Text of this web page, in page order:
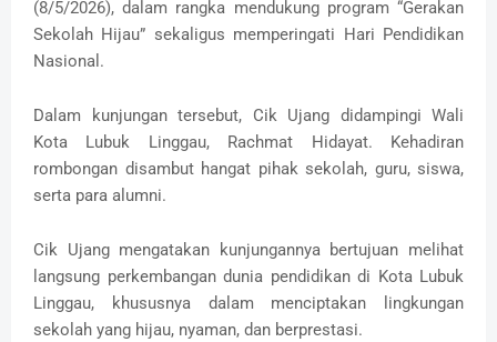
(8/5/2026), dalam rangka mendukung program “Gerakan
Sekolah Hijau” sekaligus memperingati Hari Pendidikan
Nasional.
Dalam kunjungan tersebut, Cik Ujang didampingi Wali
Kota Lubuk Linggau, Rachmat Hidayat. Kehadiran
rombongan disambut hangat pihak sekolah, guru, siswa,
serta para alumni.
Cik Ujang mengatakan kunjungannya bertujuan melihat
langsung perkembangan dunia pendidikan di Kota Lubuk
Linggau, khususnya dalam menciptakan lingkungan
sekolah yang hijau, nyaman, dan berprestasi.